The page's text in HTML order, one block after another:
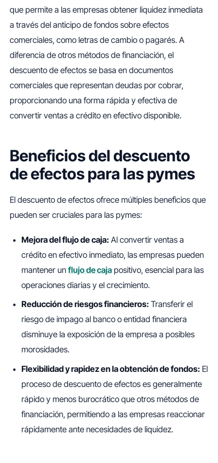
que permite a las empresas obtener liquidez inmediata
a través del anticipo de fondos sobre efectos
comerciales, como letras de cambio o pagarés. A
diferencia de otros métodos de financiación, el
descuento de efectos se basa en documentos
comerciales que representan deudas por cobrar,
proporcionando una forma rápida y efectiva de
convertir ventas a crédito en efectivo disponible.
Beneficios del descuento
de efectos para las pymes
El descuento de efectos ofrece múltiples beneficios que
pueden ser cruciales para las pymes:
Mejora del flujo de caja: Al convertir ventas a
crédito en efectivo inmediato, las empresas pueden
mantener un flujo de caja positivo, esencial para las
operaciones diarias y el crecimiento.
Reducción de riesgos financieros: Transferir el
riesgo de impago al banco o entidad financiera
disminuye la exposición de la empresa a posibles
morosidades.
Flexibilidad y rapidez en la obtención de fondos: El
proceso de descuento de efectos es generalmente
rápido y menos burocrático que otros métodos de
financiación, permitiendo a las empresas reaccionar
rápidamente ante necesidades de liquidez.